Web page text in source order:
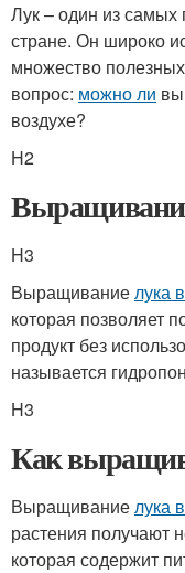
Лук – один из
стране. Он широко
множество
вопрос: можно ли
воздухе?
H2
H3
Выращиваниелука
которая позволяет
продукт без
называется
H3
Как
Выращиваниелука
растения получают
которая содержит